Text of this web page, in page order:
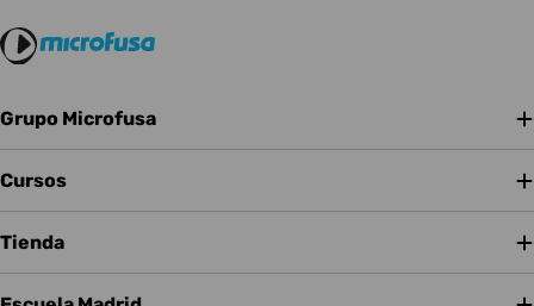
Grupo Microfusa
Cursos
Tienda